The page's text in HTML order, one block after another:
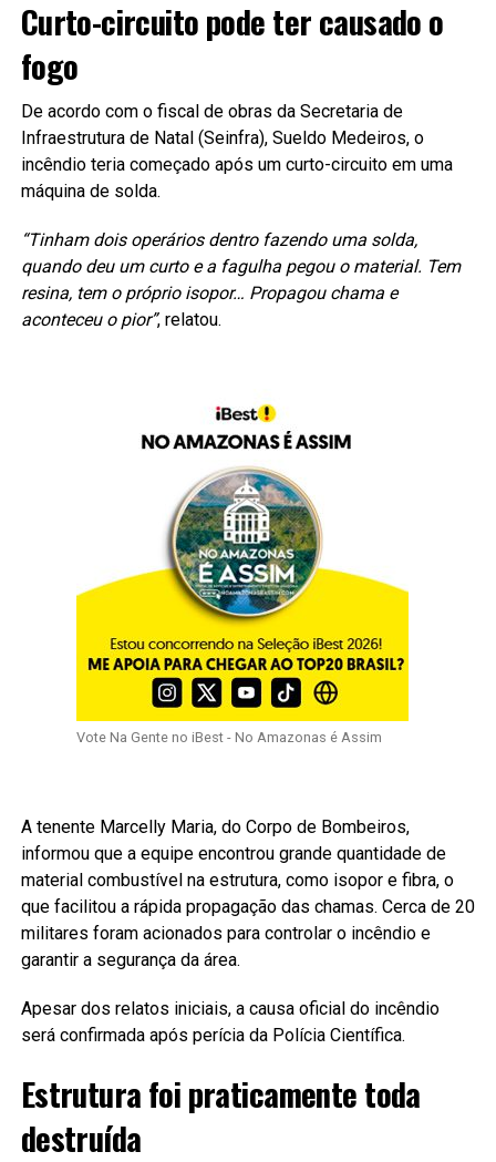
Curto-circuito pode ter causado o
fogo
De acordo com o fiscal de obras da Secretaria de
Infraestrutura de Natal (Seinfra), Sueldo Medeiros, o
incêndio teria começado após um curto-circuito em uma
máquina de solda.
“Tinham dois operários dentro fazendo uma solda,
quando deu um curto e a fagulha pegou o material. Tem
resina, tem o próprio isopor… Propagou chama e
aconteceu o pior”, relatou.
Vote Na Gente no iBest - No Amazonas é Assim
A tenente Marcelly Maria, do Corpo de Bombeiros,
informou que a equipe encontrou grande quantidade de
material combustível na estrutura, como isopor e fibra, o
que facilitou a rápida propagação das chamas. Cerca de 20
militares foram acionados para controlar o incêndio e
garantir a segurança da área.
Apesar dos relatos iniciais, a causa oficial do incêndio
será confirmada após perícia da Polícia Científica.
Estrutura foi praticamente toda
destruída